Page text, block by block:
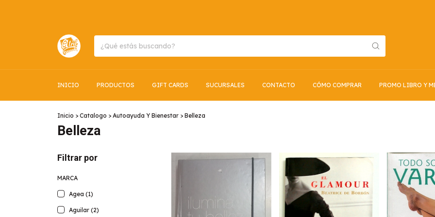
INICIO PRODUCTOS GIFT CARDS SUCURSALES CONTACTO CÓMO COMPRAR PROMO LIBRO Y
Inicio > Catalogo > Autoayuda Y Bienestar > Belleza
Belleza
Filtrar por
MARCA
Agea (1)
Aguilar (2)